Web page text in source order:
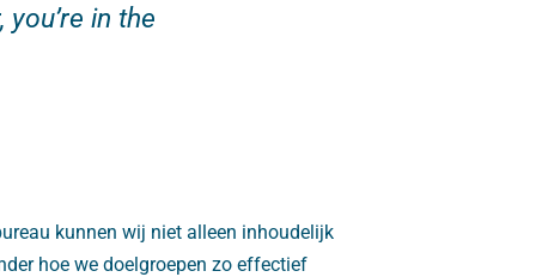
in the
kunnen wij niet alleen inhoudelijk
hoe we doelgroepen zo effectief